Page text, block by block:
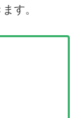
す。